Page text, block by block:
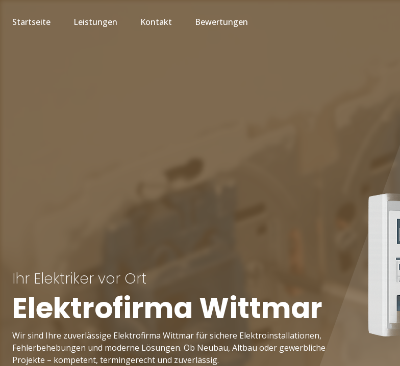
Startseite Leistungen Kontakt Bewertungen
Ihr Elektriker vor Ort
Elektrofirma Wittmar
Wir sind Ihre zuverlässige Elektrofirma Wittmar für sichere Elektroinstallationen,
Fehlerbehebungen und moderne Lösungen. Ob Neubau, Altbau oder gewerbliche
Projekte – kompetent, termingerecht und zuverlässig.